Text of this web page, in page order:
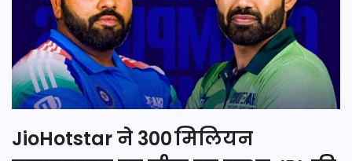
JioHotstar ने 300 मिलियन